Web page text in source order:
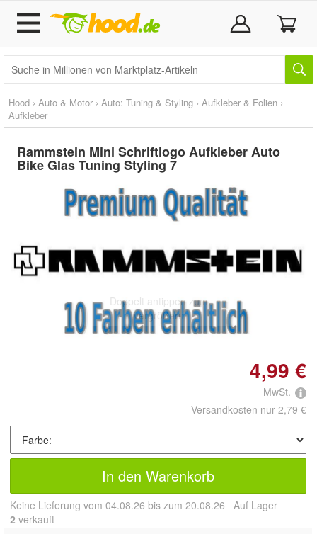
Hood › Auto & Motor › Auto: Tuning & Styling › Aufkleber & Folien ›
Aufkleber
Rammstein Mini Schriftlogo Aufkleber Auto
Bike Glas Tuning Styling 7
Doppelt antippen zum
vergrößern
4,99 €
MwSt.
Versandkosten nur 2,79 €
In den Warenkorb
Keine Lieferung vom 04.08.26 bis zum 20.08.26 Auf Lager
2 verkauft